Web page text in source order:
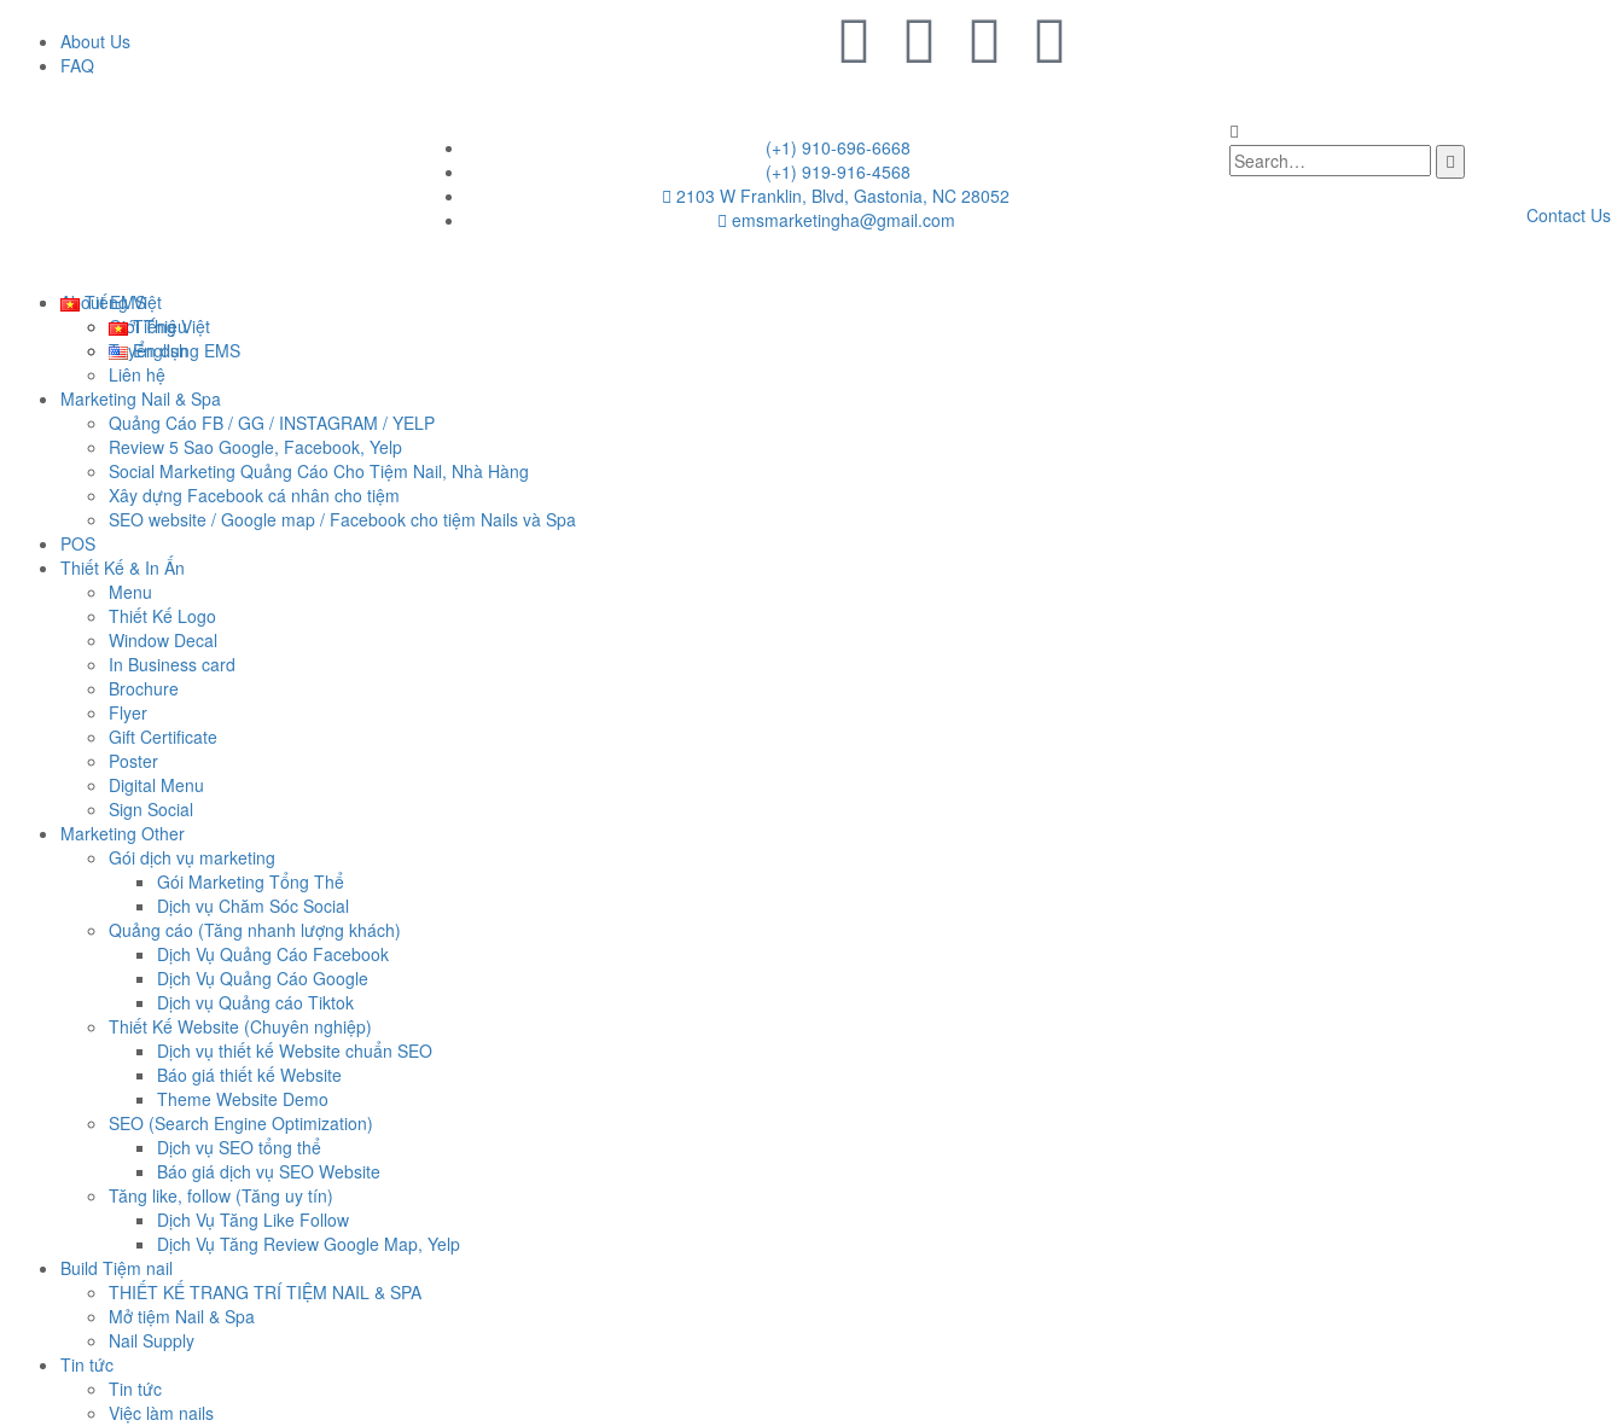
About Us
FAQ
(+1) 910-696-6668
(+1) 919-916-4568
2103 W Franklin, Blvd, Gastonia, NC 28052
emsmarketingha@gmail.com
Contact Us
About EMS
Giới Thiệu
Tuyển dụng EMS
Liên hệ
Marketing Nail & Spa
Quảng Cáo FB / GG / INSTAGRAM / YELP
Review 5 Sao Google, Facebook, Yelp
Social Marketing Quảng Cáo Cho Tiệm Nail, Nhà Hàng
Xây dựng Facebook cá nhân cho tiệm
SEO website / Google map / Facebook cho tiệm Nails và Spa
POS
Thiết Kế & In Ấn
Menu
Thiết Kế Logo
Window Decal
In Business card
Brochure
Flyer
Gift Certificate
Poster
Digital Menu
Sign Social
Marketing Other
Gói dịch vụ marketing
Gói Marketing Tổng Thể
Dịch vụ Chăm Sóc Social
Quảng cáo (Tăng nhanh lượng khách)
Dịch Vụ Quảng Cáo Facebook
Dịch Vụ Quảng Cáo Google
Dịch vụ Quảng cáo Tiktok
Thiết Kế Website (Chuyên nghiệp)
Dịch vụ thiết kế Website chuẩn SEO
Báo giá thiết kế Website
Theme Website Demo
SEO (Search Engine Optimization)
Dịch vụ SEO tổng thể
Báo giá dịch vụ SEO Website
Tăng like, follow (Tăng uy tín)
Dịch Vụ Tăng Like Follow
Dịch Vụ Tăng Review Google Map, Yelp
Build Tiệm nail
THIẾT KẾ TRANG TRÍ TIỆM NAIL & SPA
Mở tiệm Nail & Spa
Nail Supply
Tin tức
Tin tức
Việc làm nails
Tiếng Việt
Tiếng Việt
English